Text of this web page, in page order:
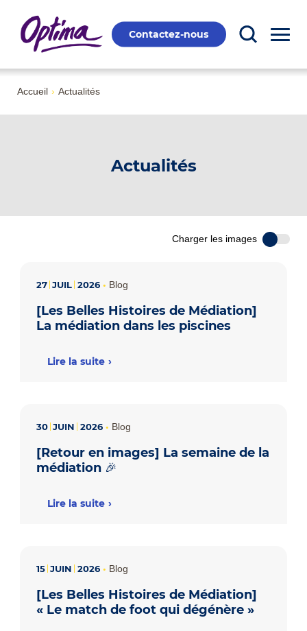
Contactez-nous
Accueil › Actualités
Actualités
Charger les images
27 JUIL 2026• Blog
[Les Belles Histoires de Médiation]
La médiation dans les piscines
Lire la suite
30 JUIN 2026• Blog
[Retour en images] La semaine de la
médiation 🎉
Lire la suite
15 JUIN 2026• Blog
[Les Belles Histoires de Médiation]
« Le match de foot qui dégénère »